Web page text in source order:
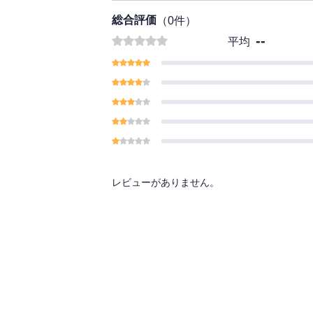
総合評価 （0件）
平均 --
レビューがありません。